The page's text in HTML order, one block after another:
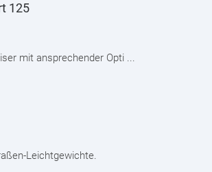
125
mit ansprechender Opti ...
Leichtgewichte.